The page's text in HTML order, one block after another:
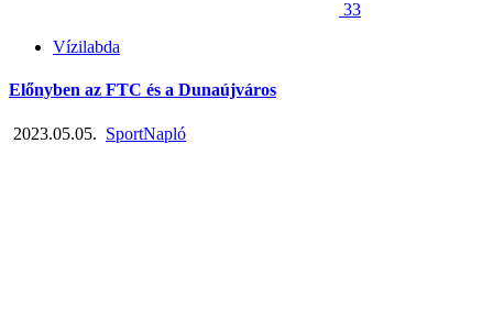
33
Vízilabda
Előnyben az FTC és a Dunaújváros
2023.05.05. SportNapló